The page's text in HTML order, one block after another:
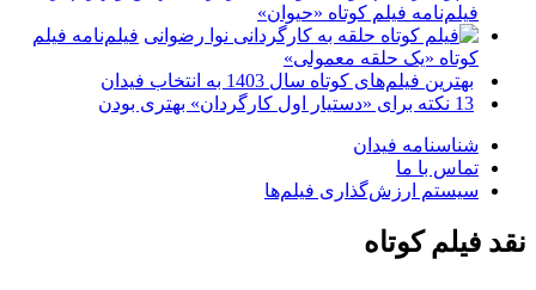
فیلم‌نامه فیلم کوتاه «حیوان»
فیلم‌نامه فیلم
کوتاه «یک حلقه معمولی»
بهترین فیلم‌های کوتاه سال 1403 به انتخاب فیدان
13 نکته برای «دستیار اول کارگردان» بهتری بودن
شناسنامه فیدان
تماس با ما
سیستم ارزش‌گذاری فیلم‌ها
نقد فیلم کوتاه